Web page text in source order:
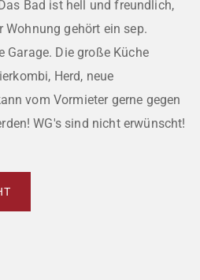
Bad ist hell und freundlich,
gehört ein sep.
Garage. Die große Küche
Herd, neue
vom Vormieter gerne gegen
WG's sind nicht erwünscht!